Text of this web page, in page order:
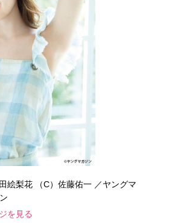
絵梨花 （C）佐藤佑一 ／ヤングマ
を見る